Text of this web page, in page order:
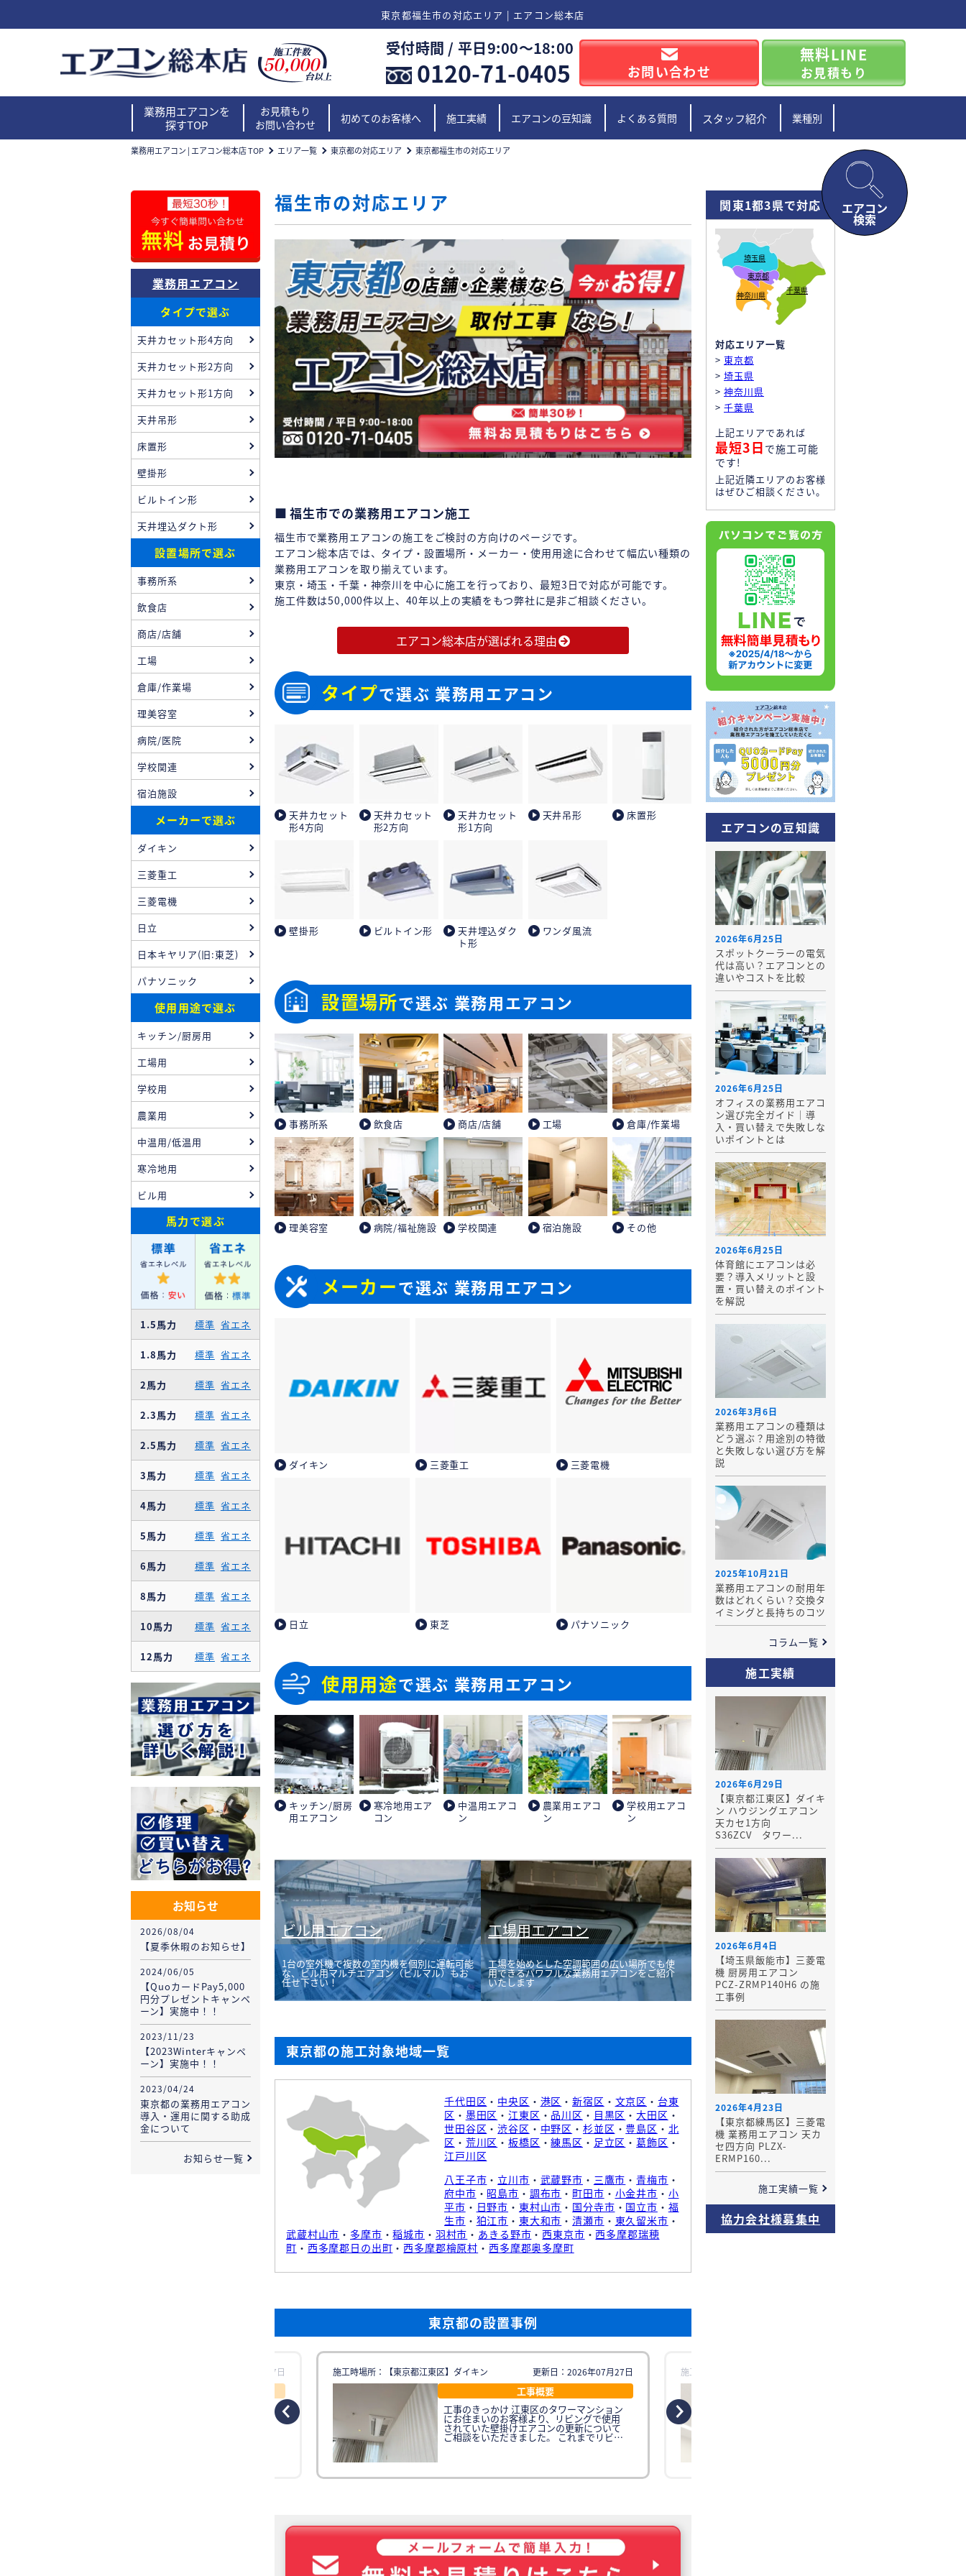
東京都福生市の対応エリア | エアコン総本店
受付時間 / 平日9:00〜18:00
0120-71-0405 お問い合わせ
無料LINE
お見積もり
業務用エアコンを
探すTOP
お見積もり
お問い合わせ
初めてのお客様へ 施工実績 エアコンの豆知識 よくある質問 スタッフ紹介 業種別
エアコン
検索
業務用エアコン | エアコン総本店 TOP エリア一覧 東京都の対応エリア 東京都福生市の対応エリア
福生市の対応エリア
福生市での業務用エアコン施工
福生市で業務用エアコンの施工をご検討の方向けのページです。
エアコン総本店では、タイプ・設置場所・メーカー・使用用途に合わせて幅広い種類の
業務用エアコンを取り揃えています。
東京・埼玉・千葉・神奈川を中心に施工を行っており、最短3日で対応が可能です。
施工件数は50,000件以上、40年以上の実績をもつ弊社に是非ご相談ください。
エアコン総本店が選ばれる理由
タイプで選ぶ 業務用エアコン
天井カセット
形4方向
天井カセット
形2方向
天井カセット
形1方向
天井吊形 床置形
壁掛形 ビルトイン形
天井埋込ダク
ト形
ワンダ風流
設置場所で選ぶ 業務用エアコン
事務所系 飲食店 商店/店舗 工場 倉庫/作業場
理美容室 病院/福祉施設 学校関連 宿泊施設 その他
メーカーで選ぶ 業務用エアコン
ダイキン 三菱重工 三菱電機
日立 東芝 パナソニック
使用用途で選ぶ 業務用エアコン
キッチン/厨房
用エアコン
寒冷地用エア
コン
中温用エアコ
ン
農業用エアコ
ン
学校用エアコ
ン
ビル用エアコン
1台の室外機で複数の室内機を個別に運転可能
な、ビル用マルチエアコン（ビルマル）もお
任せ下さい！
工場用エアコン
工場を始めとした空調範囲の広い場所でも使
用できるパワフルな業務用エアコンをご紹介
いたします
東京都の施工対象地域一覧
千代田区 ・ 中央区 ・ 港区 ・新宿区 ・ 文京区 ・ 台東
区 ・ 墨田区 ・江東区 ・ 品川区 ・ 目黒区 ・大田区 ・
世田谷区 ・渋谷区 ・ 中野区 ・ 杉並区 ・ 豊島区 ・ 北
区 ・ 荒川区 ・板橋区 ・練馬区 ・ 足立区 ・葛飾区 ・
江戸川区
八王子市 ・ 立川市 ・ 武蔵野市 ・ 三鷹市 ・青梅市 ・
府中市 ・ 昭島市 ・ 調布市 ・ 町田市 ・ 小金井市 ・ 小
平市 ・ 日野市 ・ 東村山市 ・ 国分寺市 ・ 国立市 ・ 福
生市 ・ 狛江市 ・ 東大和市 ・清瀬市 ・ 東久留米市 ・
武蔵村山市 ・ 多摩市 ・稲城市 ・ 羽村市 ・ あきる野市 ・西東京市 ・西多摩郡瑞穂
町 ・ 西多摩郡日の出町 ・西多摩郡檜原村 ・ 西多摩郡奥多摩町
東京都の設置事例
更新日：2026年07月27日 施工時場所：【東京都江東区】ダイキン 更新日：2026年07月27日
工事概要
工事のきっかけ 江東区のタワーマンション
にお住まいのお客様より、リビングで使用
されていた壁掛けエアコンの更新について
ご相談をいただきました。 これまでリビン
グでは壁掛けエアコン1台をご使用されてい
夏場は部
施工時場所：【東京都練馬区】三菱電機
業務用エアコン
タイプで選ぶ
天井カセット形4方向
天井カセット形2方向
天井カセット形1方向
天井吊形
床置形
壁掛形
ビルトイン形
天井埋込ダクト形
設置場所で選ぶ
事務所系
飲食店
商店/店舗
工場
倉庫/作業場
理美容室
病院/医院
学校関連
宿泊施設
メーカーで選ぶ
ダイキン
三菱重工
三菱電機
日立
日本キヤリア(旧:東芝)
パナソニック
使用用途で選ぶ
キッチン/厨房用
工場用
学校用
農業用
中温用/低温用
寒冷地用
ビル用
馬力で選ぶ
1.5馬力 標準 省エネ
1.8馬力 標準 省エネ
2馬力 標準 省エネ
2.3馬力 標準 省エネ
2.5馬力 標準 省エネ
3馬力 標準 省エネ
4馬力 標準 省エネ
5馬力 標準 省エネ
6馬力 標準 省エネ
8馬力 標準 省エネ
10馬力 標準 省エネ
12馬力 標準 省エネ
お知らせ
2026/08/04
【夏季休暇のお知らせ】
2024/06/05
【QuoカードPay5,000
円分プレゼントキャンペ
ーン】実施中！！
2023/11/23
【2023Winterキャンペ
ーン】実施中！！
2023/04/24
東京都の業務用エアコン
導入・運用に関する助成
金について
お知らせ一覧
関東1都3県で対応
東京都
埼玉県
神奈川県 千葉県
対応エリア一覧
> 東京都
> 埼玉県
> 神奈川県
> 千葉県
上記エリアであれば
最短3日 で施工可能
です!
上記近隣エリアのお客様
はぜひご相談ください。
エアコンの豆知識
2026年6月25日
スポットクーラーの電気
代は高い？エアコンとの
違いやコストを比較
2026年6月25日
オフィスの業務用エアコ
ン選び完全ガイド｜導
入・買い替えで失敗しな
いポイントとは
2026年6月25日
体育館にエアコンは必
要？導入メリットと設
置・買い替えのポイント
を解説
2026年3月6日
業務用エアコンの種類は
どう選ぶ？用途別の特徴
と失敗しない選び方を解
説
2025年10月21日
業務用エアコンの耐用年
数はどれくらい？交換タ
イミングと長持ちのコツ
コラム一覧
施工実績
2026年6月29日
【東京都江東区】ダイキ
ン ハウジングエアコン
天カセ1方向
S36ZCV タワー...
2026年6月4日
【埼玉県飯能市】三菱電
機 厨房用エアコン
PCZ-ZRMP140H6 の施
工事例
2026年4月23日
【東京都練馬区】三菱電
機 業務用エアコン 天カ
セ四方向 PLZX-
ERMP160...
施工実績一覧
協力会社様募集中